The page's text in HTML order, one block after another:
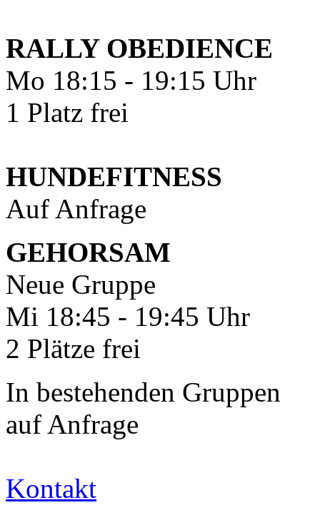
RALLY OBEDIENCE
Mo 18:15 - 19:15 Uhr
1 Platz frei
HUNDEFITNESS
Auf Anfrage
GEHORSAM
Neue Gruppe
Mi 18:45 - 19:45 Uhr
2 Plätze frei
In bestehenden Gruppen
auf Anfrage
Kontakt